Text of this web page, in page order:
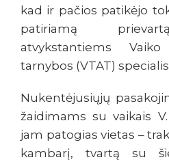
kad ir pačios patikėjo
patiriamą
atvykstantiems
tarnybos (VTAT)
Nukentėjusiųjų
žaidimams su vaikais
jam patogias vietas –
kambarį, tvartą su